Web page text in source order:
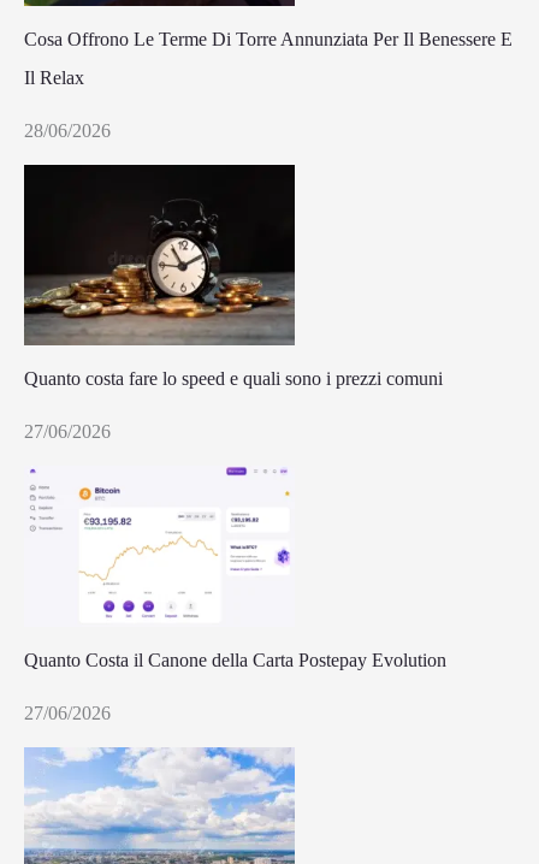
Cosa Offrono Le Terme Di Torre Annunziata Per Il Benessere E
Il Relax
28/06/2026
Quanto costa fare lo speed e quali sono i prezzi comuni
27/06/2026
Quanto Costa il Canone della Carta Postepay Evolution
27/06/2026